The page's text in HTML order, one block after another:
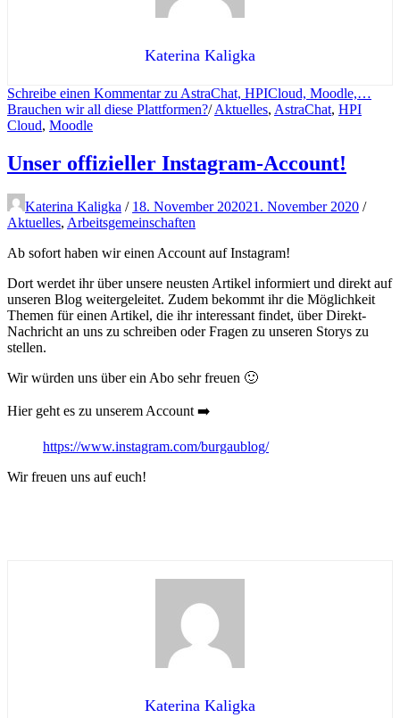
Katerina Kaligka
Schreibe einen Kommentarzu AstraChat, HPICloud, Moodle,…
Brauchen wir all diese Plattformen?/ Aktuelles, AstraChat, HPI
Cloud, Moodle
Unser offizieller Instagram-Account!
Katerina Kaligka / 18. November 202021. November 2020 /
Aktuelles, Arbeitsgemeinschaften
Ab sofort haben wir einen Account auf Instagram!
Dort werdet ihr über unsere neusten Artikel informiert und direkt auf
unseren Blog weitergeleitet. Zudem bekommt ihr die Möglichkeit
Themen für einen Artikel, die ihr interessant findet, über Direkt-
Nachricht an uns zu schreiben oder Fragen zu unseren Storys zu
stellen.
Wir würden uns über ein Abo sehr freuen 🙂
Hier geht es zu unserem Account ➡️
https://www.instagram.com/burgaublog/
Wir freuen uns auf euch!
Katerina Kaligka